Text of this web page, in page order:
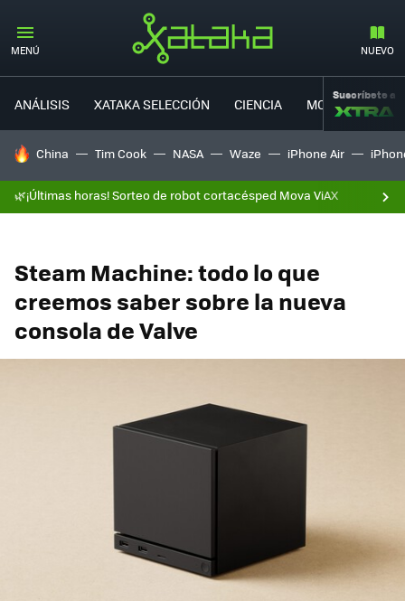
MENÚ NUEVO
ANÁLISIS XATAKA SELECCIÓN CIENCIA MOVILIDAD
Suscríbete a
HOY SE HABLA DE
China Tim Cook NASA Waze iPhone Air
🌿¡Últimas horas! Sorteo de robot cortacésped Mova ViAX
Steam Machine: todo lo que
creemos saber sobre la nueva
consola de Valve